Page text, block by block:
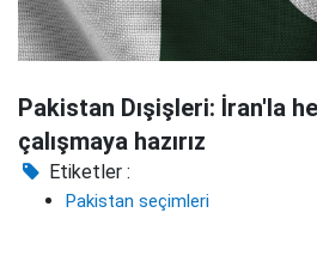
Pakistan Dışişleri: İran'la
çalışmaya hazırız
Etiketler :
Pakistan seçimleri